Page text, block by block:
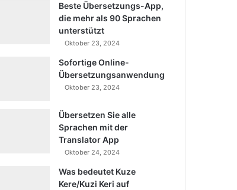
Beste Übersetzungs-App,
die mehr als 90 Sprachen
unterstützt
Oktober 23, 2024
Sofortige Online-
Übersetzungsanwendung
Oktober 23, 2024
Übersetzen Sie alle
Sprachen mit der
Translator App
Oktober 24, 2024
Was bedeutet Kuze
Kere/Kuzi Keri auf